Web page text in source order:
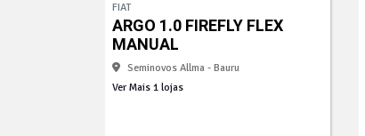
arti
lhe
FIAT
ARGO 1.0 FIREFLY FLEX
MANUAL
Seminovos Allma - Bauru
Ver Mais 1 lojas